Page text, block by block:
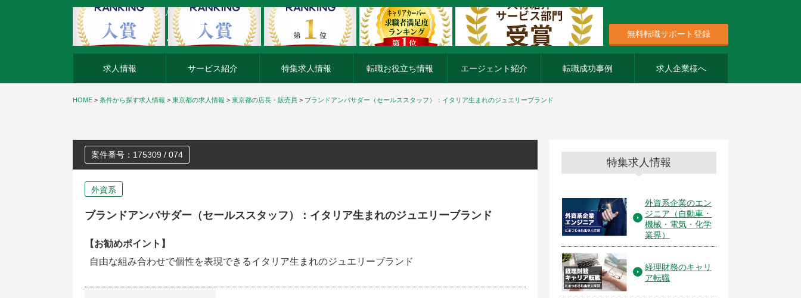
外資系企業の転職・キャリア転職ならアージスジャパン
無料転職サポート登録
求人情報 サービス紹介 特集求人情報 転職お役立ち情報 エージェント紹介 転職成功事例 求人企業様へ
HOME > 条件から探す求人情報 > 東京都の求人情報 > 東京都の店長・販売員 > ブランドアンバサダー（セールススタッフ）：イタリア生まれのジュエリーブランド
案件番号：175309 / 074
外資系
ブランドアンバサダー（セールススタッフ）：イタリア生まれのジュエリーブランド
【お勧めポイント】
自由な組み合わせで個性を表現できるイタリア生まれのジュエリーブランド
特集求人情報
外資系企業のエン
ジニア（自動車・
機械・電気・化学
業界）
経理財務のキャリ
ア転職